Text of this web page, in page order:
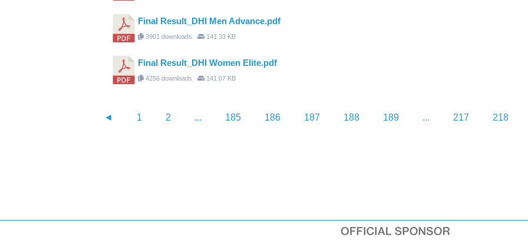
Final Result_DHI Men Advance.pdf
3901 downloads 141.33 KB
Final Result_DHI Women Elite.pdf
4256 downloads 141.07 KB
◄ 1 2 ... 185 186 187 188 189 ... 217 218